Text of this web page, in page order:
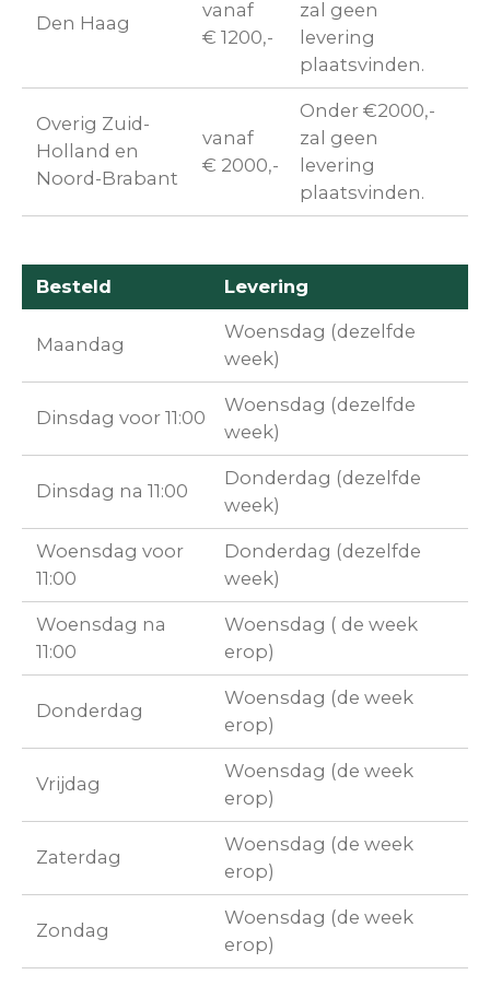
Den Haag
vanaf
€ 1200,-
zal geen
levering
plaatsvinden.
Overig Zuid-
Holland en
Noord-Brabant
vanaf
€ 2000,-
Onder €2000,-
zal geen
levering
plaatsvinden.
Besteld Levering
Maandag
Woensdag (dezelfde
week)
Dinsdag voor 11:00
Woensdag (dezelfde
week)
Dinsdag na 11:00
Donderdag (dezelfde
week)
Woensdag voor
11:00
Donderdag (dezelfde
week)
Woensdag na
11:00
Woensdag ( de week
erop)
Donderdag
Woensdag (de week
erop)
Vrijdag
Woensdag (de week
erop)
Zaterdag
Woensdag (de week
erop)
Zondag
Woensdag (de week
erop)